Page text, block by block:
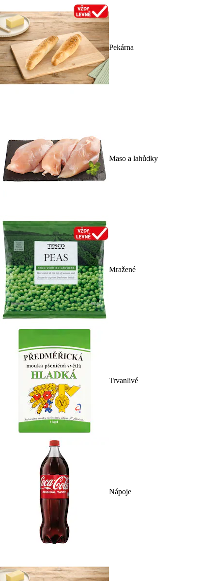
Pekárna
Maso a lahůdky
Mražené
Trvanlivé
Nápoje